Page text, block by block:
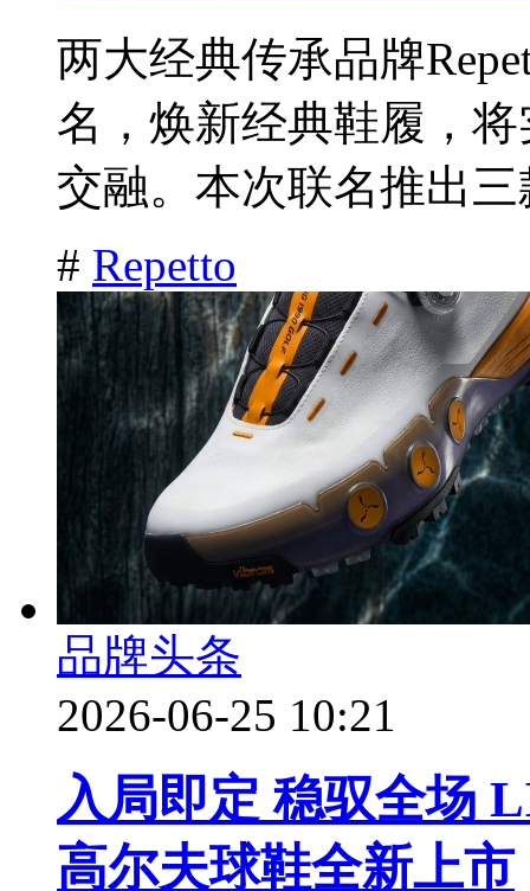
两大经典传承品牌
名，焕新经典鞋履，
交融。本次联名推出
# Repetto
品牌头条
2026-06-25 10:21
入局即定 稳驭全场
高尔夫球鞋全新上市